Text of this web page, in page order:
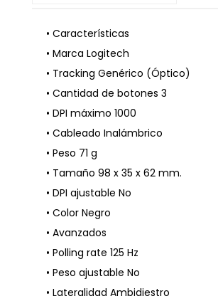
• Características
• Marca Logitech
• Tracking Genérico (Óptico)
• Cantidad de botones 3
• DPI máximo 1000
• Cableado Inalámbrico
• Peso 71 g
• Tamaño 98 x 35 x 62 mm.
• DPI ajustable No
• Color Negro
• Avanzados
• Polling rate 125 Hz
• Peso ajustable No
• Lateralidad Ambidiestro